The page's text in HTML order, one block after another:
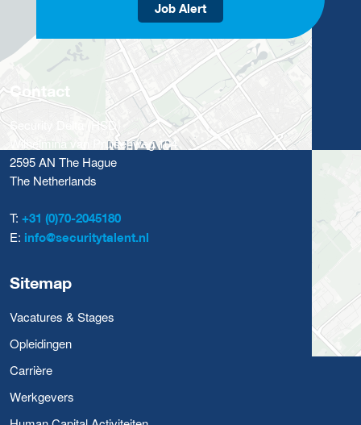
Job Alert
Contact
Security Delta (HSD)
Wilhelmina van Pruisenweg 104
2595 AN The Hague
The Netherlands
T: +31 (0)70-2045180
E: info@securitytalent.nl
Sitemap
Vacatures & Stages
Opleidingen
Carrière
Werkgevers